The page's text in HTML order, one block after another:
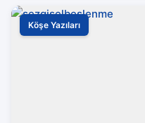
Köşe Yazıları